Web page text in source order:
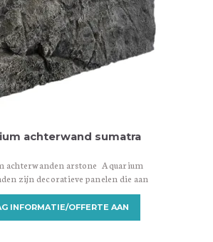
achterwand sumatra
achterwanden arstone Aquarium
zijn decoratieve panelen die aan
van een aquarium worden
een aantrekkelijke achtergrond te
Ze zijn ontworpen om een visueel
INFORMATIE/OFFERTE AAN